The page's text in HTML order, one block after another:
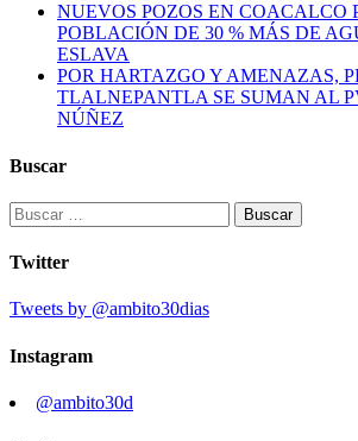
NUEVOS POZOS EN COACALCO
POBLACIÓN DE 30 % MÁS DE
ESLAVA
POR HARTAZGO Y AMENAZAS,
TLALNEPANTLA SE SUMAN AL
NÚÑEZ
Buscar
Buscar:
Twitter
Tweets by @ambito30dias
Instagram
@ambito30d